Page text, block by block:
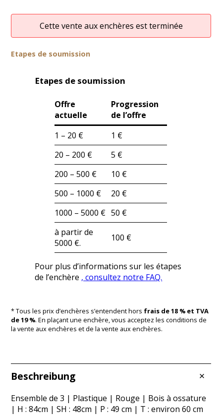
Cette vente aux enchères est terminée
Etapes de soumission
Etapes de soumission
Offre
actuelle
Progression
de l’offre
1 – 20 €
1 €
20 – 200 €
5 €
200 – 500 €
10 €
500 – 1000 €
20 €
1000 – 5000 € 50 €
à partir de
5000 €.
100 €
Pour plus d’informations sur les étapes
de l’enchère , consultez notre FAQ.
* Tous les prix d’enchères s’entendent hors frais de 18 % et TVA
de 19 %. En plaçant une enchère, vous acceptez les conditions de
la vente aux enchères et de la vente aux enchères.
Beschreibung
Ensemble de 3 | Plastique | Rouge | Bois à ossature
| H : 84cm | SH : 48cm | P : 49 cm | T : environ 60 cm